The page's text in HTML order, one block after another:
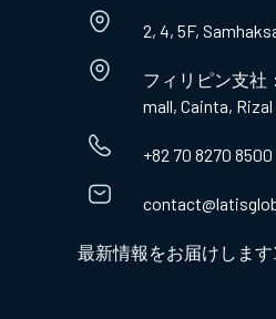
2, 4, 5F,
フィリピン支社
mall, Cainta, Rizal
+82 70 8270 8500
最新情報をお届けしま